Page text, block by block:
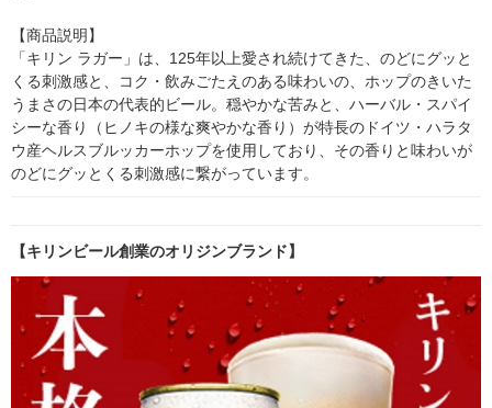
【商品説明】
「キリン ラガー」は、125年以上愛され続けてきた、のどにグッと
くる刺激感と、コク・飲みごたえのある味わいの、ホップのきいた
うまさの日本の代表的ビール。穏やかな苦みと、ハーバル・スパイ
シーな香り（ヒノキの様な爽やかな香り）が特長のドイツ・ハラタ
ウ産ヘルスブルッカーホップを使用しており、その香りと味わいが
のどにグッとくる刺激感に繋がっています。
【キリンビール創業のオリジンブランド】